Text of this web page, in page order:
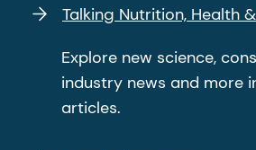
Talking Nutrition, Health
Explore new science,
industry news and more
articles.